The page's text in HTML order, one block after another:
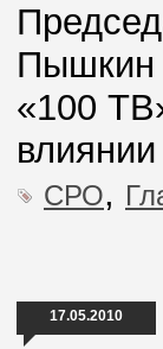
Пышкин
«100
СРО,
17.05.2010